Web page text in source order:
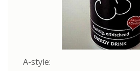
A-style: